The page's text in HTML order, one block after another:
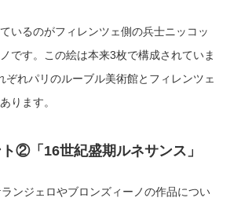
いるのがフィレンツェ側の兵士ニッコッ
です。この絵は本来3枚で構成されていま
ぞれパリのルーブル美術館とフィレンツェ
ります。
②「16世紀盛期ルネサンス」
ンジェロやブロンズィーノの作品につい